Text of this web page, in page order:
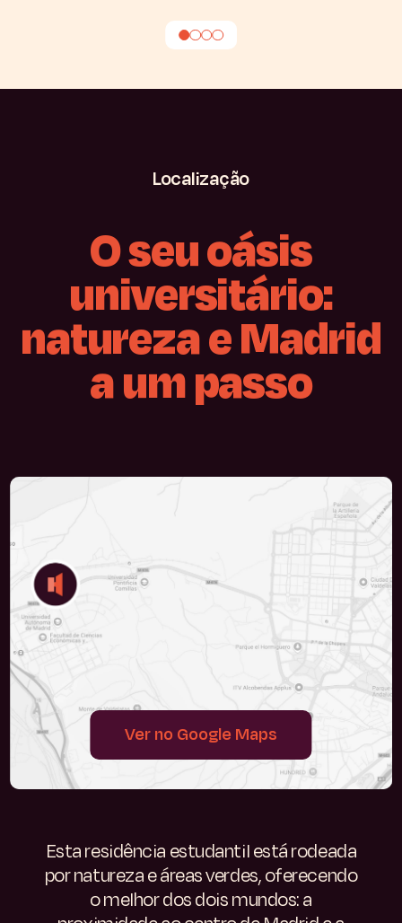
Localização
Oseuoásis
universitário:
naturezaeMadrid
aumpasso
Ver no Google Maps
Esta residência estudantil está rodeada
por natureza e áreas verdes, oferecendo
o melhor dos dois mundos: a